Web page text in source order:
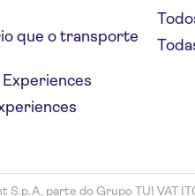
que o transporte
S.p.A, parte do Grupo TUI VAT